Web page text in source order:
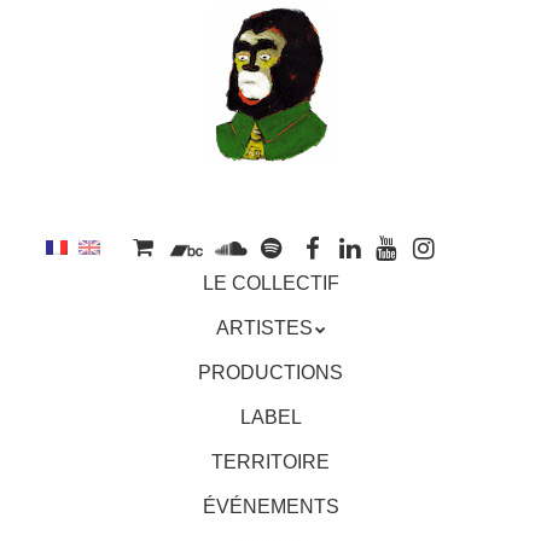
LE COLLECTIF
ARTISTES
PRODUCTIONS
LABEL
TERRITOIRE
ÉVÉNEMENTS